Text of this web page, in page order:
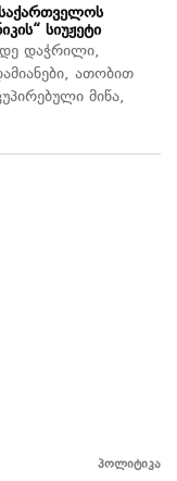
სიუჟეტი
დაჭრილი,
ათობით
მიწა,
პოლიტიკა